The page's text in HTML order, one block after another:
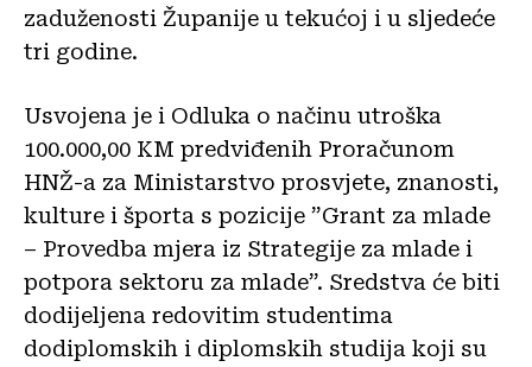
zaduženosti Županije u tekućoj i u sljedeće
tri godine.
Usvojena je i Odluka o načinu utroška
100.000,00 KM predviđenih Proračunom
HNŽ-a za Ministarstvo prosvjete, znanosti,
kulture i športa s pozicije ”Grant za mlade
– Provedba mjera iz Strategije za mlade i
potpora sektoru za mlade”. Sredstva će biti
dodijeljena redovitim studentima
dodiplomskih i diplomskih studija koji su